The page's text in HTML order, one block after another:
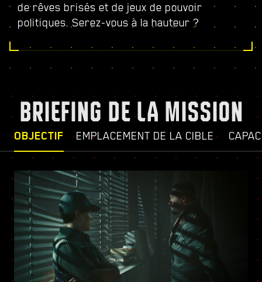
de rêves brisés et de jeux de pouvoir
politiques. Serez-vous à la hauteur ?
BRIEFING DE LA MISSION
OBJECTIF EMPLACEMENT DE LA CIBLE